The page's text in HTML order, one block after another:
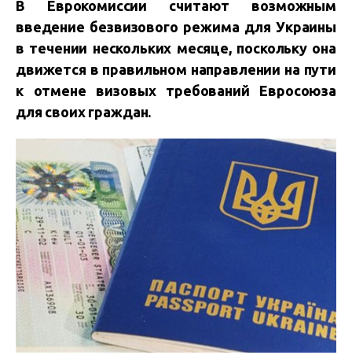
В Еврокомиссии считают возможным
введение безвизового режима для Украины
в течении нескольких месяце, поскольку она
движется в правильном направлении на пути
к отмене визовых требований Евросоюза
для своих граждан.